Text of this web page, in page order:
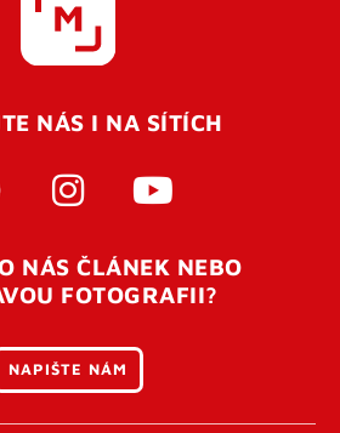
registrace je potřeba
Po úspěšném odeslání
se váš účet ověří a můžete se
zkontrolovat složku SPAM ve
NÁS I NA SÍTÍCH
NÁS ČLÁNEK NEBO
FOTOGRAFII?
NAPIŠTE NÁM